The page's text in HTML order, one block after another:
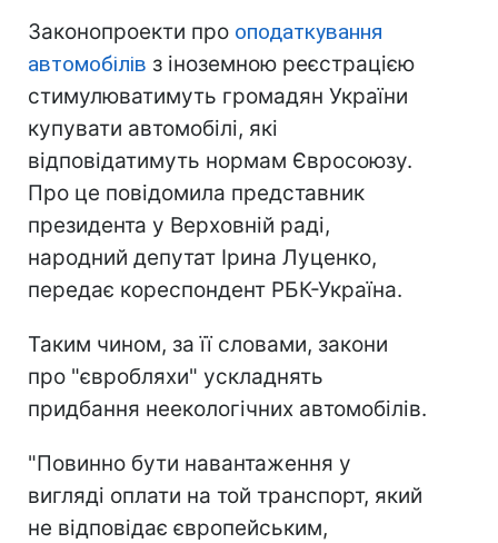
Законопроекти про оподаткування
автомобілів з іноземною реєстрацією
стимулюватимуть громадян України
купувати автомобілі, які
відповідатимуть нормам Євросоюзу.
Про це повідомила представник
президента у Верховній раді,
народний депутат Ірина Луценко,
передає кореспондент РБК-Україна.
Таким чином, за її словами, закони
про "євробляхи" ускладнять
придбання неекологічних автомобілів.
"Повинно бути навантаження у
вигляді оплати на той транспорт, який
не відповідає європейським,